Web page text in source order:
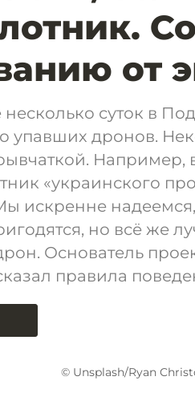
от
суток в
упавших дронов.
Например,
«украинского
искренне
но всё же
Основатель
правила
© Unsplash/Ryan